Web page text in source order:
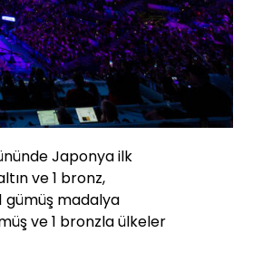
Japonya ilk
ve 1 bronz,
gümüş madalya
ve 1 bronzla ülkeler